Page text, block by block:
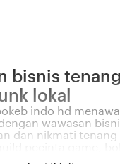
bisnis
lokal
indo hd
wawasan
dan nikmati